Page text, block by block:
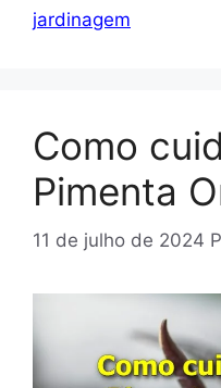
jardinagem
Como
Pimenta
11 de julho de 2024